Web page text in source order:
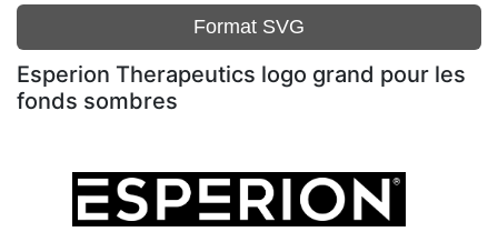
Format SVG
Esperion Therapeutics logo grand pour les
fonds sombres